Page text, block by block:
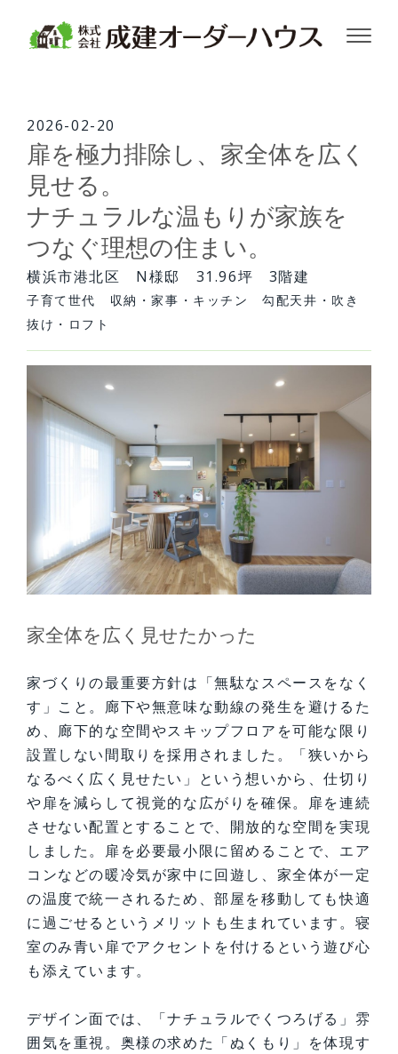
株式会社成建オーダーハウス
2026-02-20
扉を極力排除し、家全体を広く
見せる。
ナチュラルな温もりが家族を
つなぐ理想の住まい。
横浜市港北区 N様邸 31.96坪 3階建
子育て世代 収納・家事・キッチン 勾配天井・吹き
抜け・ロフト
家全体を広く見せたかった
家づくりの最重要方針は「無駄なスペースをなく
す」こと。廊下や無意味な動線の発生を避けるた
め、廊下的な空間やスキップフロアを可能な限り
設置しない間取りを採用されました。「狭いから
なるべく広く見せたい」という想いから、仕切り
や扉を減らして視覚的な広がりを確保。扉を連続
させない配置とすることで、開放的な空間を実現
しました。扉を必要最小限に留めることで、エア
コンなどの暖冷気が家中に回遊し、家全体が一定
の温度で統一されるため、部屋を移動しても快適
に過ごせるというメリットも生まれています。寝
室のみ青い扉でアクセントを付けるという遊び心
も添えています。
デザイン面では、「ナチュラルでくつろげる」雰
囲気を重視。奥様の求めた「ぬくもり」を体現す